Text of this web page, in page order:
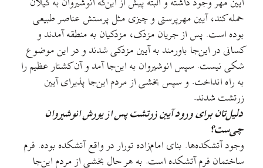
حمله کند، آیین مهرپرستی و چیزی مثل پرستش عناصر طبیعی
بوده است. پس از جریان مزدک، مزدکیان به منطقه آمدند و
کسانی در این‌جا باورمند به آیین مزدکی شدند و در این موضوع
شکی نیست. سپس انوشیروان به این‌جا آمد و آن کشتار عظیم را
به راه انداخت. و سپس بخشی از مردم این‌جا پذیرای آیین
زرتشت شدند.
دلیل‌تان برای ورود آیین زرتشت پس از یورش انوشیروان
چی‌ست؟
وجود آتشکده‌ها. بنای امام‌زاده تورار در واقع آتشکده بوده. فرم
ساختمان فرم آتشکده است. به هر حال بخشی از مردم این‌جا